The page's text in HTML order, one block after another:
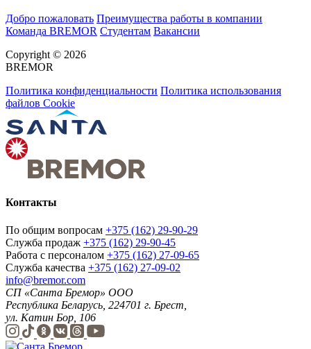
Добро пожаловать Преимущества работы в компании
Команда BREMOR Студентам Вакансии
Copyright © 2026
BREMOR
Политика конфиденциальности Политика использования
файлов Cookie
Контакты
По общим вопросам +375 (162) 29-90-29
Служба продаж +375 (162) 29-90-45
Работа с персоналом +375 (162) 27-09-65
Служба качества +375 (162) 27-09-02
info@bremor.com
СП «Санта Бремор» ООО
Республика Беларусь, 224701 г. Брест,
ул. Катин Бор, 106